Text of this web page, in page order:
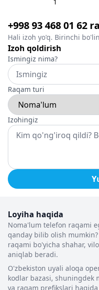
+998 93 468 01
Hali izoh yo'q. Birinchi
Izoh qoldirish
Ismingiz nima?
Raqam turi
Izohingiz
Loyiha haqida
Noma'lum telefon raqami
qanday bilib olish
raqami bo'yicha shahar,
aniqlab beradi.
O'zbekiston uyali aloqa
kodlar bazasi, shuningdek
va raqam prefikslari